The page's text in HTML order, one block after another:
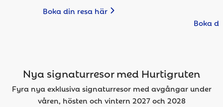
Boka din resa här
Boka
Nya signaturresor med Hurtigruten
Fyra nya exklusiva signaturresor med avgångar under
våren, hösten och vintern 2027 och 2028